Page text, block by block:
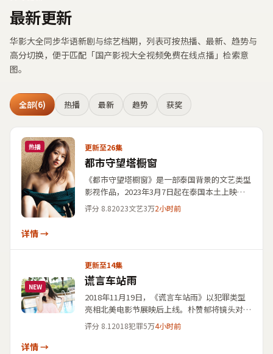
最新更新
华影大全同步华语新剧与综艺档期，列表可按热播、最新、趋势与
高分切换，便于匹配「国产影视大全视频免费在线点播 」检索意
图。
全部(6) 热播 最新 趋势 获奖
热播 更新至26集
都市守望塔橱窗
《都市守望塔橱窗》是一部泰国背景的文艺类型
影视作品，2023年3月7日起在泰国本土上映及
亚洲巡回展映与观众见面。影片由朴赞郁执导，
巩俐、孙艺珍、妻夫木聪联袂主演，故事线索清
播片单的观众收藏观看。
评分 8.82023文艺3万2小时前
详情 →
NEW
更新至14集
谎言车站雨
2018年11月19日，《谎言车站雨》以犯罪类型
亮相北美电影节展映后上线。朴赞郁将镜头对准
寻常生活中的极端抉择，孙艺珍、宫崎葵、绫濑
遥联袂主演。若你正在查找「美国电影」「犯罪
评分 8.1 2018犯罪5万4小时前
详情 →